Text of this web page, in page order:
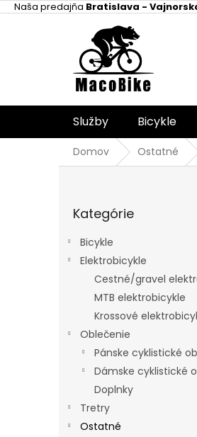
PrejsťNaša predajňa Bratislava -
Služby Bicykle
Domov Ostatné
kategórie
Kategórie
Bicykle
Elektrobicykle
Cestné/gravel
MTB elektrobicykle
Krossové
Oblečenie
Pánske cyklistické
Dámske cyklistické
Doplnky
Tretry
Ostatné